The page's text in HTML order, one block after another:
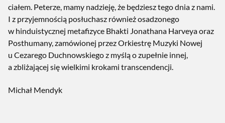
ciałem. Peterze, mamy nadzieję, że będziesz tego dnia z nami.
I z przyjemnością posłuchasz również osadzonego
w hinduistycznej metafizyce Bhakti Jonathana Harveya oraz
Posthumany, zamówionej przez Orkiestrę Muzyki Nowej
u Cezarego Duchnowskiego z myślą o zupełnie innej,
a zbliżającej się wielkimi krokami transcendencji.
Michał Mendyk